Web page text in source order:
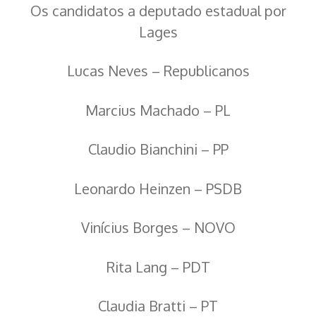
Os candidatos a deputado estadual por
Lages
Lucas Neves – Republicanos
Marcius Machado – PL
Claudio Bianchini – PP
Leonardo Heinzen – PSDB
Vinícius Borges – NOVO
Rita Lang – PDT
Claudia Bratti – PT